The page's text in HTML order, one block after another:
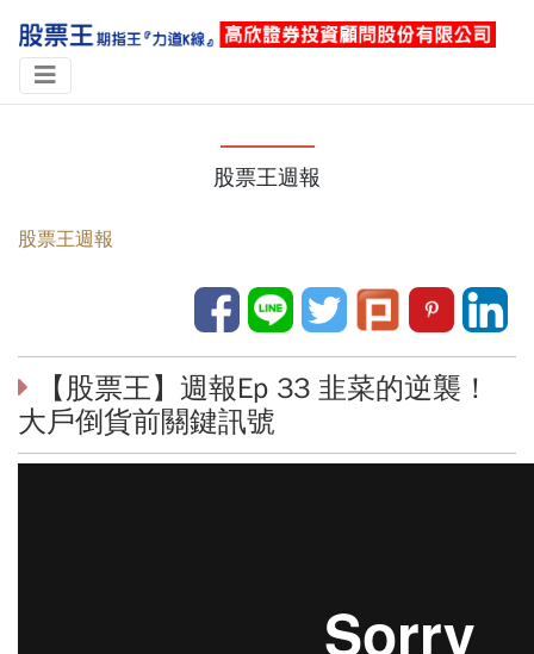
股票王週報
股票王週報
【股票王】週報Ep 33 韭菜的逆襲！
大戶倒貨前關鍵訊號